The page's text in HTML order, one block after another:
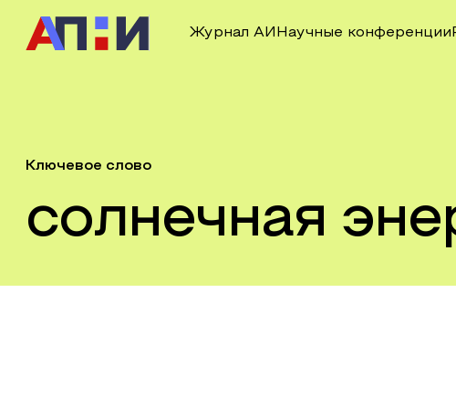
Журнал АИ Научные конференции
Ключевое слово
солнечная